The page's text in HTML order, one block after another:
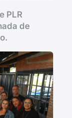
PLR
de